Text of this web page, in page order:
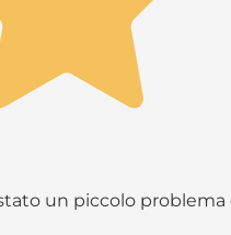
un piccolo